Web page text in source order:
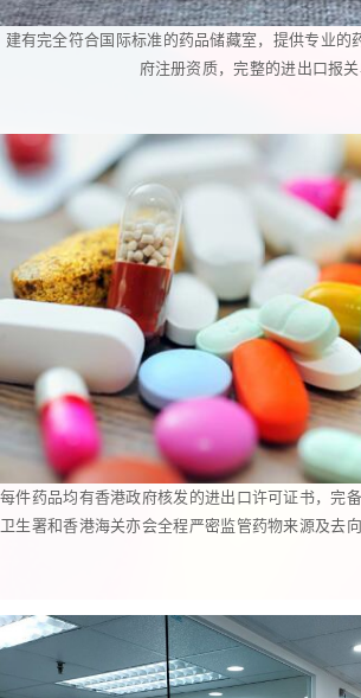
建有完全符合国际标准的药品储藏室，提供专业的
府注册资质，完整的进出口报关
每件药品均有香港政府核发的进出口许可证书，完
卫生署和香港海关亦会全程严密监管药物来源及去向